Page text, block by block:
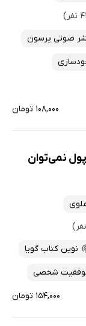
صوتی پرسون
۱۰۸,۰۰۰ تومان
نمی‌توان
نوین کتاب گویا
شخصی
۱۵۴,۰۰۰ تومان